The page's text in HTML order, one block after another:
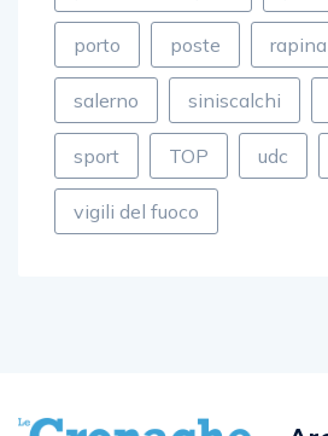
porto poste rapina
salerno siniscalchi
sport TOP udc
vigili del fuoco